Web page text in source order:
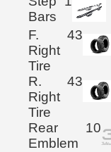
Bars
F.
Right
Tire
43
R.
Right
Tire
43
Rear
Emblem
10